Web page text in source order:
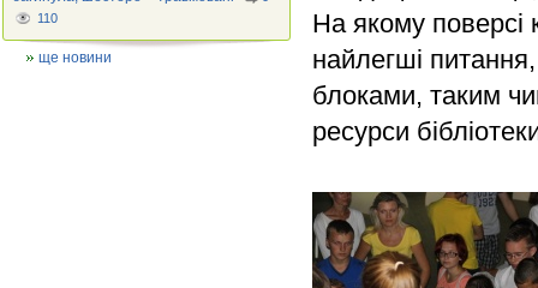
На якому поверсі
найлегші
блоками, таким
ресурси
110
ще новини